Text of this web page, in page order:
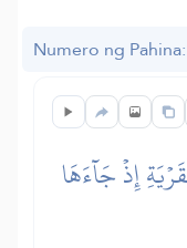
Numero ng
إِذۡ جَآءَهَا